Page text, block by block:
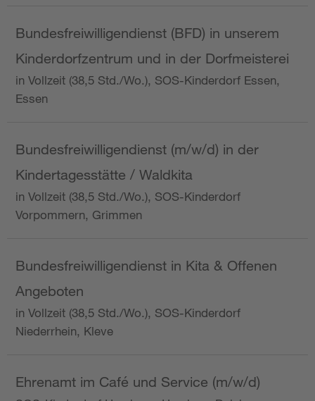
Bundesfreiwilligendienst (BFD) in unserem
Kinderdorfzentrum und in der Dorfmeisterei
in Vollzeit (38,5 Std./Wo.), SOS-Kinderdorf Essen,
Essen
Bundesfreiwilligendienst (m/w/d) in der
Kindertagesstätte / Waldkita
in Vollzeit (38,5 Std./Wo.), SOS-Kinderdorf
Vorpommern, Grimmen
Bundesfreiwilligendienst in Kita & Offenen
Angeboten
in Vollzeit (38,5 Std./Wo.), SOS-Kinderdorf
Niederrhein, Kleve
Ehrenamt im Café und Service (m/w/d)